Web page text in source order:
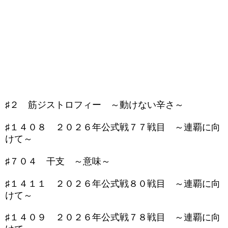
♯２ 筋ジストロフィー ～動けない辛さ～
♯１４０８ ２０２６年公式戦７７戦目 ～連覇に向
けて～
♯７０４ 干支 ～意味～
♯１４１１ ２０２６年公式戦８０戦目 ～連覇に向
けて～
♯１４０９ ２０２６年公式戦７８戦目 ～連覇に向